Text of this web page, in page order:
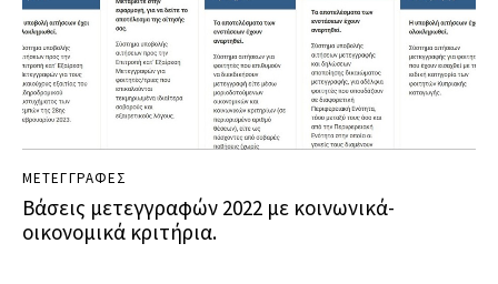
ΜΕΤΕΓΓΡΑΦΕΣ
Βάσεις μετεγγραφών 2022 με κοινωνικά-
οικονομικά κριτήρια.